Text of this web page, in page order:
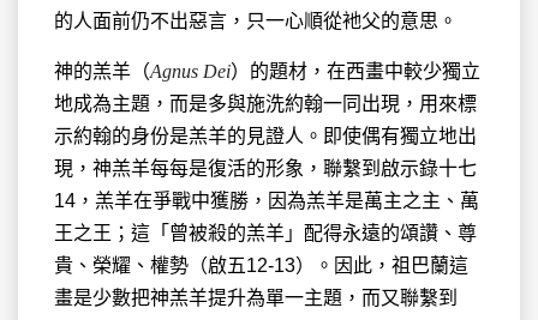
的人面前仍不出惡言，只一心順從衪父的意思。
神的羔羊（Agnus Dei）的題材，在西畫中較少獨立
地成為主題，而是多與施洗約翰一同出現，用來標
示約翰的身份是羔羊的見證人。即使偶有獨立地出
現，神羔羊每每是復活的形象，聯繫到啟示錄十七
14，羔羊在爭戰中獲勝，因為羔羊是萬主之主、萬
王之王；這「曾被殺的羔羊」配得永遠的頌讚、尊
貴、榮耀、權勢（啟五12-13）。因此，祖巴蘭這
畫是少數把神羔羊提升為單一主題，而又聯繫到